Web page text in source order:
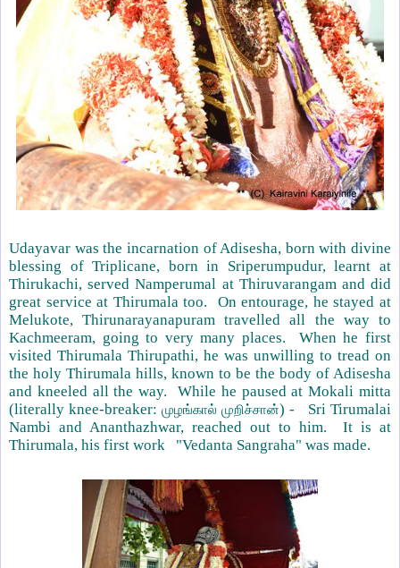
Udayavar was the incarnation of Adisesha, born with divine
blessing of Triplicane, born in Sriperumpudur, learnt at
Thirukachi, served Namperumal at Thiruvarangam and did
great service at Thirumala too.
On entourage, he stayed at
Melukote, Thirunarayanapuram travelled all the way to
Kachmeeram, going to very many places.
When he first
visited Thirumala Thirupathi, he was unwilling to tread on
the holy Thirumala hills, known to be the body of Adisesha
and kneeled all the way.
While he paused at Mokali mitta
(literally knee-breaker: முழங்கால் முறிச்சான்) -
Sri Tirumalai
Nambi and Ananthazhwar, reached out to him.
It is at
Thirumala, his first work
"Vedanta Sangraha" was made.